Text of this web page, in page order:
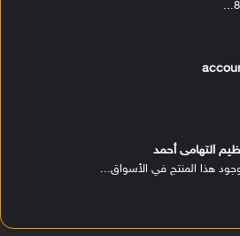
التهامى أحمد
هذا المنتج في الأسواق...